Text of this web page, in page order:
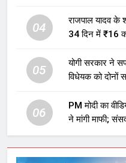
04
राजपाल यादव के
34 दिन में ₹16
05
योगी सरकार ने
विधेयक को दोनों
06
PM मोदी का
ने मांगी माफी;
घटनाक्रम